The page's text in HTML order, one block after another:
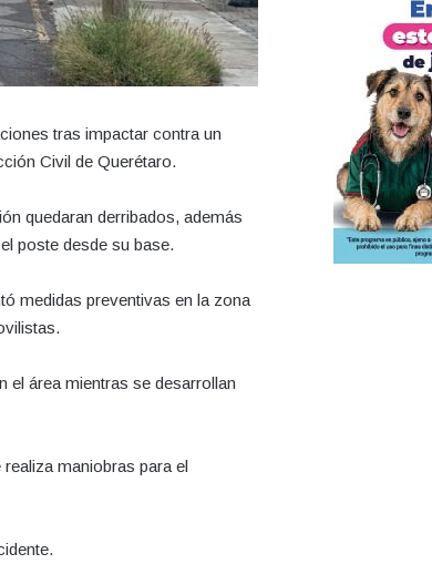
tras impactar contra un
Civil de Querétaro.
quedaran derribados, además
poste desde su base.
medidas preventivas en la zona
el área mientras se desarrollan
maniobras para el